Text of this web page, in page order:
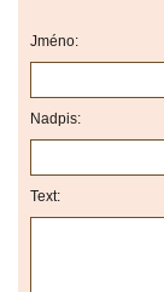
Jméno:
Nadpis:
Text: